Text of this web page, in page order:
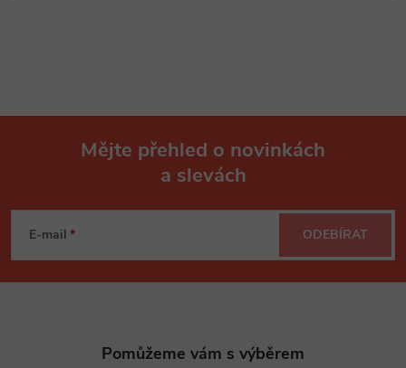
p
Mějte přehled o novinkách
a slevách
E-mail ODEBÍRAT